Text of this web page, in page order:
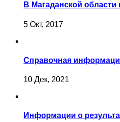
В Магаданской
5 Окт, 2017
Справочная
10 Дек, 2021
Информации о